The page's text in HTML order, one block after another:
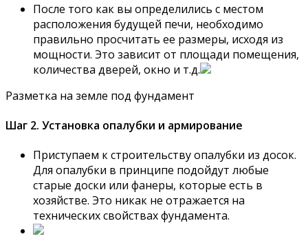
После того как вы определились с местом
расположения будущей печи, необходимо
правильно просчитать ее размеры, исходя из
мощности. Это зависит от площади помещения,
количества дверей, окно и т.д.
Разметка на земле под фундамент
Шаг 2. Установка опалубки и армирование
Приступаем к строительству опалубки из досок.
Для опалубки в принципе подойдут любые
старые доски или фанеры, которые есть в
хозяйстве. Это никак не отражается на
технических свойствах фундамента.